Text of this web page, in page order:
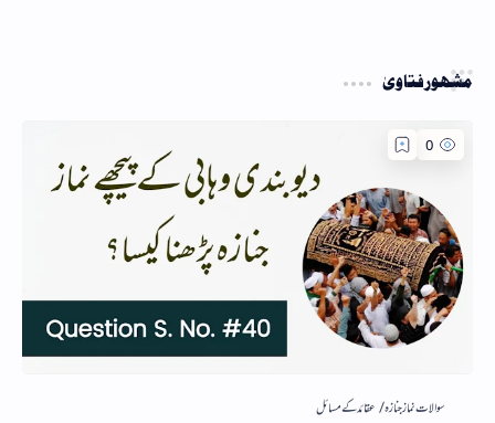
مشہور فتاویٰ